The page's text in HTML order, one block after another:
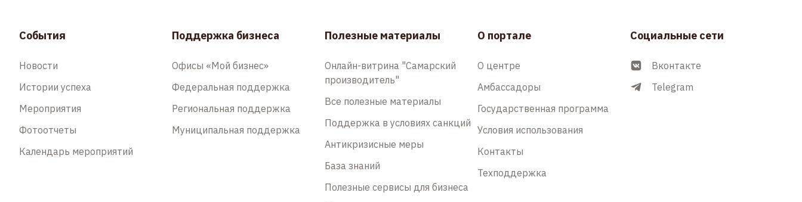
События
Новости
Истории успеха
Мероприятия
Фотоотчеты
Календарь мероприятий
Поддержка бизнеса
Офисы «Мой бизнес»
Федеральная поддержка
Региональная поддержка
Муниципальная поддержка
Полезные материалы
Онлайн-витрина "Самарский
производитель"
Все полезные материалы
Поддержка в условиях санкций
Антикризисные меры
База знаний
Полезные сервисы для бизнеса
О портале
О центре
Амбассадоры
Государственная программа
Условия использования
Контакты
Техподдержка
Социальные сети
Вконтакте
Telegram